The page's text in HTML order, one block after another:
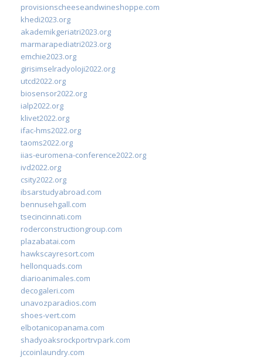
provisionscheeseandwineshoppe.com
khedi2023.org
akademikgeriatri2023.org
marmarapediatri2023.org
emchie2023.org
girisimselradyoloji2022.org
utcd2022.org
biosensor2022.org
ialp2022.org
klivet2022.org
ifac-hms2022.org
taoms2022.org
iias-euromena-conference2022.org
ivd2022.org
csity2022.org
ibsarstudyabroad.com
bennusehgall.com
tsecincinnati.com
roderconstructiongroup.com
plazabatai.com
hawkscayresort.com
hellonquads.com
diarioanimales.com
decogaleri.com
unavozparadios.com
shoes-vert.com
elbotanicopanama.com
shadyoaksrockportrvpark.com
jccoinlaundry.com